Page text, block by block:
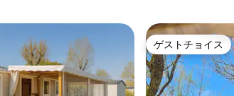
ゲストチョイス
ゲストチョイス